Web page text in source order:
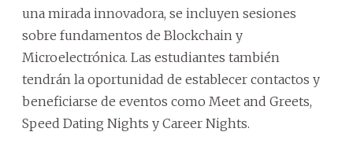
una mirada innovadora, se incluyen sesiones
sobre fundamentos de Blockchain y
Microelectrónica. Las estudiantes también
tendrán la oportunidad de establecer contactos y
beneficiarse de eventos como Meet and Greets,
Speed Dating Nights y Career Nights.